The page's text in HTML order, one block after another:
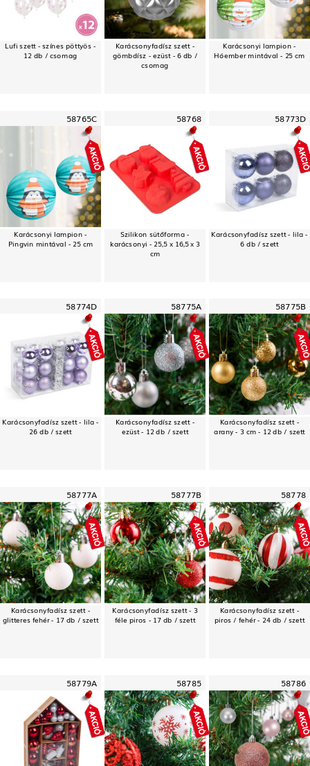
Lufi szett - színes pöttyös -
12 db / csomag
Karácsonyfadísz szett -
gömbdísz - ezüst - 6 db /
csomag
Karácsonyi lampion -
Hóember mintával - 25 cm
58765C
Karácsonyi lampion -
Pingvin mintával - 25 cm
58768
Szilikon sütőforma -
karácsonyi - 25,5 x 16,5 x 3
cm
58773D
Karácsonyfadísz szett - lila -
6 db / szett
58774D
Karácsonyfadísz szett - lila -
26 db / szett
58775A
Karácsonyfadísz szett -
ezüst - 12 db / szett
58775B
Karácsonyfadísz szett -
arany - 3 cm - 12 db / szett
58777A
Karácsonyfadísz szett -
glitteres fehér - 17 db / szett
58777B
Karácsonyfadísz szett - 3
féle piros - 17 db / szett
58778
Karácsonyfadísz szett -
piros / fehér - 24 db / szett
58779A 58785 58786